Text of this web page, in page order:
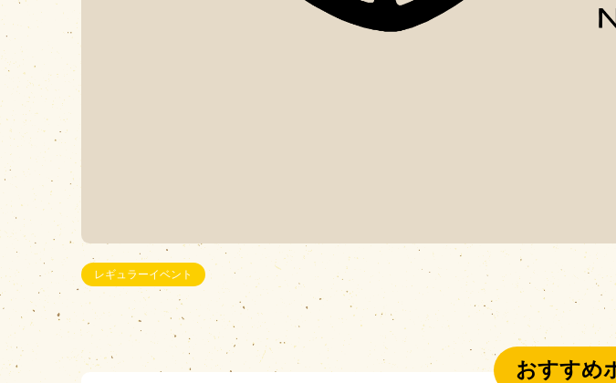
レギュラーイベント
おすすめ